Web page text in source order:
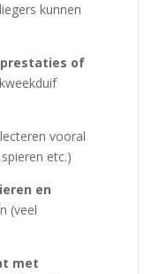
kunnen
of
vooral
etc.)
en
(veel
met